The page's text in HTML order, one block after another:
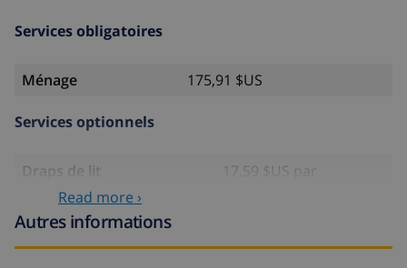
Services obligatoires
Ménage 175,91 $US
Services optionnels
Draps de lit
17,59 $US par
Serviettes
Lit bébé
4,19 $US par jour
Read more ›
Autres informations